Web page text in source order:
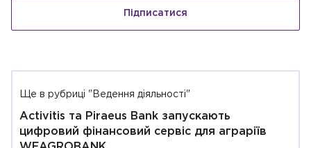
Підписатися
Ще в рубриці "Ведення діяльності"
Activitis та Piraeus Bank запускають
цифровий фінансовий сервіс для аграріїв